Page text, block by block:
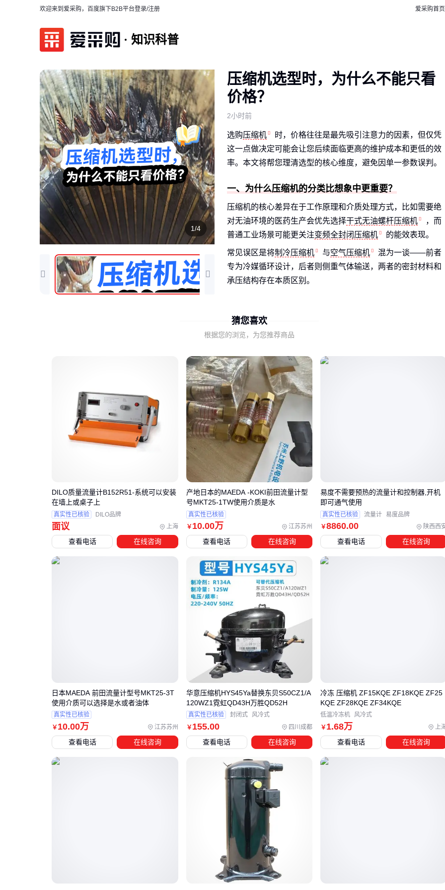
欢迎来到爱采购，百度旗下B2B平台登录/注册 爱采购首页
知识科普
1/4
压缩机选型时，为什么不能只看
价格？
2小时前
选购压缩机
时，价格往往是最先吸引注意力的因素，但仅凭
这一点做决定可能会让您后续面临更高的维护成本和更低的效
率。本文将帮您理清选型的核心维度，避免因单一参数误判。
一、为什么压缩机的分类比想象中更重要？
压缩机的核心差异在于工作原理和介质处理方式，比如需要绝
对无油环境的医药生产会优先选择干式无油螺杆压缩机
，而
普通工业场景可能更关注变频全封闭压缩机 的能效表现。
常见误区是将制冷压缩机 与空气压缩机
混为一谈——前者
专为冷媒循环设计，后者则侧重气体输送，两者的密封材料和
承压结构存在本质区别。
二、无油与有油压缩机的实际应用差异在哪里？
无油螺杆压缩机
通过特殊涂层和密封技术实现纯净气体输
出，虽然购置成本较高，但在食品包装或电子元件生产等敏感
领域能省去后处理设备的投入。
相比之下，常规油润滑压缩机更适合对气体纯度要求不高的持
续作业场景，但需要定期更换滤芯和
会逐步显现。
关键判断点在于终端产品的合规要求：若行业标准明确限制含
油量，初期选择无油机型反而更经济。
三、如何避免因价格导向误选压缩机？
压缩机选型时，价格固然重要，但若仅以此为标准，很可能导
致设备与实际需求不匹配，长期使用成本反而更高。以下是几
个关键判断维度，帮助您系统化决策：
压力需求：不同工艺对输出压力要求差异显著，例如二氧化
碳压缩需要更高压力稳定性，而普通空气压缩则更注重流量
连续性
介质特性：压缩气体是否含腐蚀性、湿度或颗粒物，直接影
响对无油压缩机
能效平衡：变频压缩机虽初始成本较高，但在变负荷场景下
能效优势明显，尤其适合制药等24小时连续作业行业
常见误区在于将不同技术路线的压缩机直接比价。例如螺杆式
压缩机初始购置成本通常高于活塞式，但其维护频次更低、寿
命更长，整体成本可能更具优势。而永磁变频机型虽然单价较
高，但对于电力成本占比大的企业，两年内节省的电费即可抵
消差价。
特殊场景需要优先考虑性能适配性而非价格：
防爆要求：化工、矿山等环境必须选用
，普通机型即使价格低廉也存在安全隐患
洁净度需求：食品医药行业应首选干式无油
避免润滑油污染产品
空间限制：
选型完成后，配套设备的协同性同样影响总成本。例如
需匹配相应等级的
体效能。这正是下个环节需要重点考虑的衔接问题。
猜您喜欢
根据您的浏览，为您推荐商品
面议 上海
DILO质量流量计B152R51-系统可以安装
在墙上或桌子上
真实性已核验 DILO品牌
查看电话 在线咨询
￥ 10.00万 江苏苏州
产地日本的MAEDA -KOKI前田流量计型
号MKT25-1TW使用介质是水
真实性已核验
查看电话 在线咨询
￥8860.00 陕西西
易度不需要预热的流量计和控制器,开机
即可通气使用
真实性已核验 流量计 易度品牌
查看电话 在线咨询
￥ 10.00万 江苏苏州
日本MAEDA 前田流量计型号MKT25-3T
使用介质可以选择是水或者油体
真实性已核验
查看电话 在线咨询
￥ 155.00 四川成都
华意压缩机HYS45Ya替换东贝S50CZ1/A
120WZ1霓虹QD43H万胜QD52H
真实性已核验 封闭式 风冷式
查看电话 在线咨询
￥ 1.68万 上
冷冻 压缩机 ZF15KQE ZF18KQE ZF25
KQE ZF28KQE ZF34KQE
低温冷冻机 风冷式
查看电话 在线咨询